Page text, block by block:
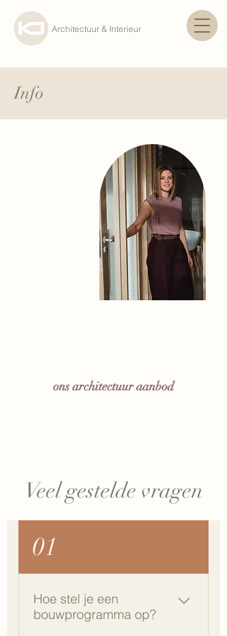
Architectuur & Interieur
Info
ons architectuur aanbod
Veel gestelde vragen
01
Hoe stel je een
bouwprogramma op?